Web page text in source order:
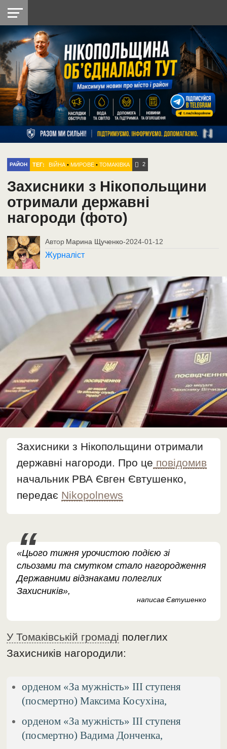
НІКОПОЛЬ
РАЙОН
СІЧЕСЛАВСЬКА
УКРАЇНА
РЕТРО
НІКОПОЛЬ
ЛАЙТ
УКРАЇНА
ДОПОМОГА
РАДІО
РАЙОН ТЕГ: ВІЙНА •МИРОВЕ •ТОМАКІВКА 2
Захисники з Нікопольщини
отримали державні
нагороди (фото)
Автор Марина Щученко-2024-01-12
Журналіст
Захисники з Нікопольщини отримали
державні нагороди. Про це повідомив
начальник РВА Євген Євтушенко,
передає Nikopolnews
«Цього тижня урочистою подією зі
сльозами та смутком стало нагородження
Державними відзнаками полеглих
Захисників»,
написав Євтушенко
У Томаківській громаді полеглих
Захисників нагородили:
орденом «За мужність» ІІІ ступеня
(посмертно) Максима Косухіна,
орденом «За мужність» ІІІ ступеня
(посмертно) Вадима Донченка,